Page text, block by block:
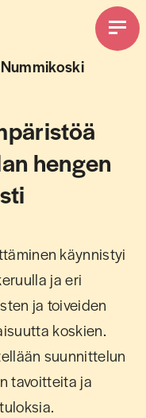
Avaa
hengen
käynnistyi
ja eri
ja toiveiden
koskien.
suunnittelun
tavoitteita ja